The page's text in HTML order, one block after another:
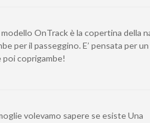
OnTrack è la copertina della
per il passeggino. E’ pensata per
poi coprigambe!
volevamo sapere se esiste Una